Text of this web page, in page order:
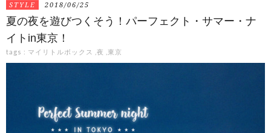
STYLE 2018/06/25
夏の夜を遊びつくそう！パーフェクト・サマー・ナ
イトin東京！
tags : マイリトルボックス 夜 東京